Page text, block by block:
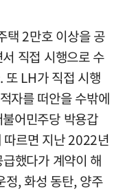
택 2만호 이상을 공
직접 시행으로 수
또 LH가 직접 시행
자를 떠안을 수밖에
어민주당 박용갑
따르면 지난 2022년
했다가 계약이 해
정, 화성 동탄, 양주